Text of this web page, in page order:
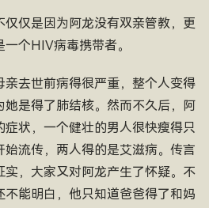
仅仅是因为阿龙没有双亲管教，更
个HIV病毒携带者。
亲去世前病得很严重，整个人变得
她是得了肺结核。然而不久后，阿
状，一个健壮的男人很快瘦得只
始流传，两人得的是艾滋病。传言
实，大家又对阿龙产生了怀疑。不
能明白，他只知道爸爸得了和妈